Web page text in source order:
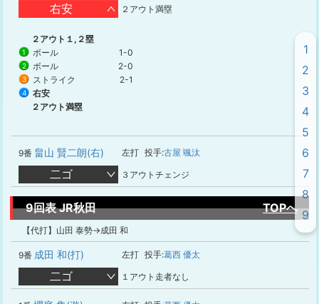
右安 ２アウト満塁
２アウト１,２塁
1 ボール 1-0
2 ボール 2-0
3 ストライク 2-1
4
右安
２アウト満塁
9番 畠山 賢二朗(右) 左打 投手:古屋 颯汰
二ゴ ３アウトチェンジ
9回表 JR秋田 TOPへ
【代打】山田 泰勢→成田 和
9番 成田 和(打) 左打 投手:葛西 優太
二ゴ １アウト走者なし
1
2
3
4
5
6
7
8
9